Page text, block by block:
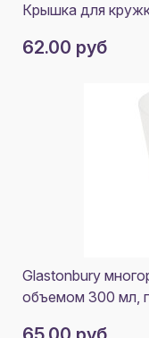
Крышка для
62.00 руб
Glastonbury
объемом 300 мл,